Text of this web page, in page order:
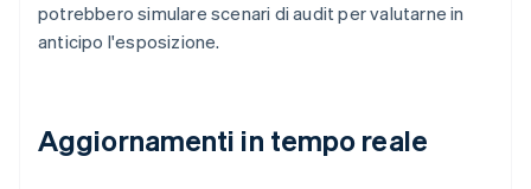
potrebbero simulare scenari di audit per valutarne in
anticipo l'esposizione.
Aggiornamenti in tempo reale